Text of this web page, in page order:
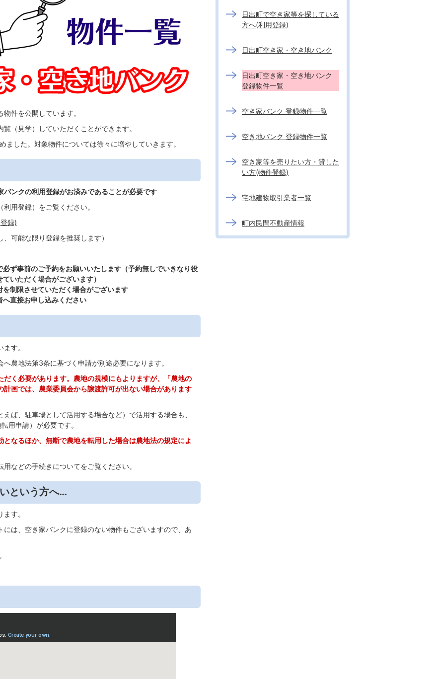
件を公開しています。
（見学）していただくことができます。
ました。対象物件については徐々に増やしていきます。
バンクの利用登録がお済みであることが必要です
用登録）をご覧ください。
録)
可能な限り登録を推奨します）
ず事前のご予約をお願いいたします（予約無しでいきなり役
いただく場合がございます）
制限させていただく場合がございます
直接お申し込みください
す。
農地法第3条に基づく申請が別途必要になります。
く必要があります。農地の規模にもよりますが、「農地の
画では、農業委員会から譲渡許可が出ない場合があります
ば、駐車場として活用する場合など）で活用する場合も、
用申請）が必要です。
なるほか、無断で農地を転用した場合は農地法の規定によ
などの手続きについてをご覧ください。
という方へ…
す。
は、空き家バンクに登録のない物件もございますので、あ
日出町で空き家等を探している
方へ(利用登録)
日出町空き家・空き地バンク
日出町空き家・空き地バンク
登録物件一覧
空き家バンク 登録物件一覧
空き地バンク 登録物件一覧
空き家等を売りたい方・貸した
い方(物件登録)
宅地建物取引業者一覧
町内民間不動産情報